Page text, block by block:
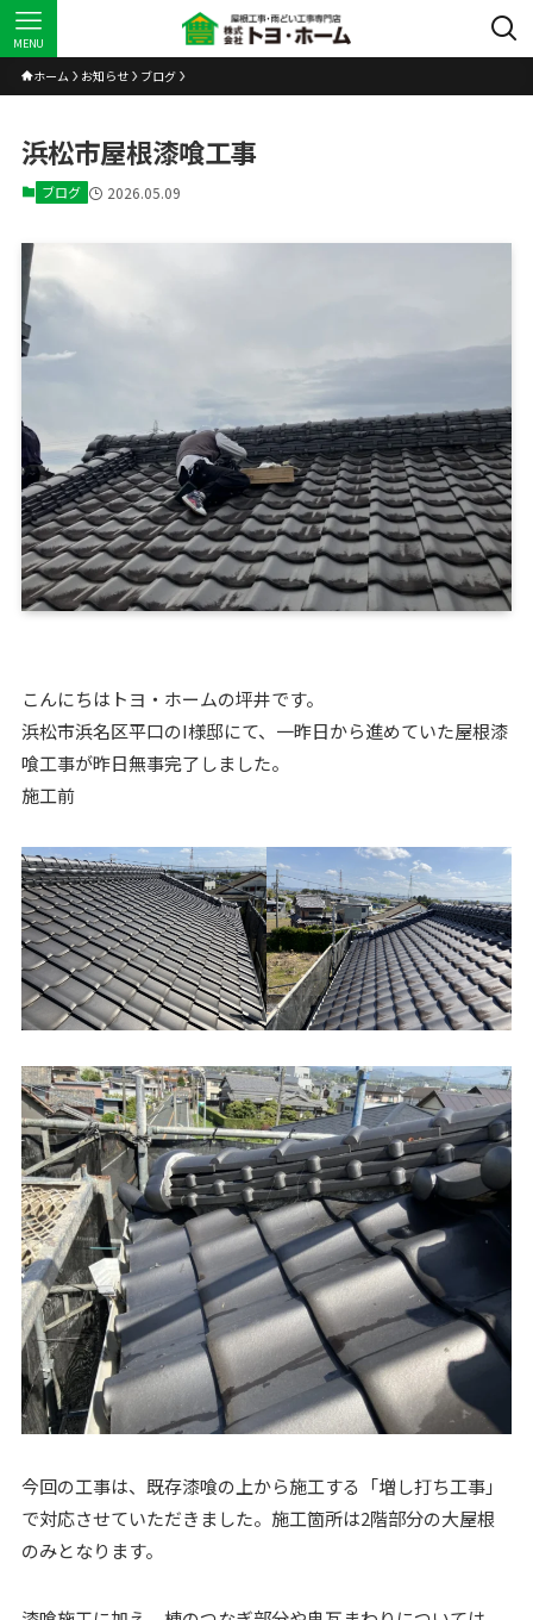
MENU
ホーム お知らせ ブログ
浜松市屋根漆喰工事
ブログ 2026.05.09
こんにちはトヨ・ホームの坪井です。
浜松市浜名区平口のI様邸にて、一昨日から進めていた屋根漆
喰工事が昨日無事完了しました。
施工前
今回の工事は、既存漆喰の上から施工する「増し打ち工事」
で対応させていただきました。施工箇所は2階部分の大屋根
のみとなります。